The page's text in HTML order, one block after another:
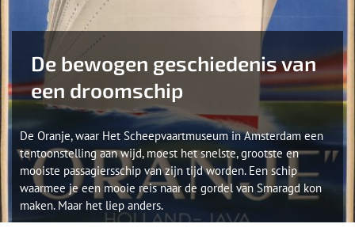
De bewogen geschiedenis van
een droomschip
De Oranje, waar Het Scheepvaartmuseum in Amsterdam een
tentoonstelling aan wijd, moest het snelste, grootste en
mooiste passagiersschip van zijn tijd worden. Een schip
waarmee je een mooie reis naar de gordel van Smaragd kon
maken. Maar het liep anders.